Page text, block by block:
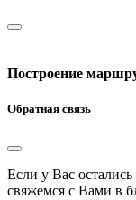
Построение
Обратная связь
Если у Вас
свяжемся с Вами в